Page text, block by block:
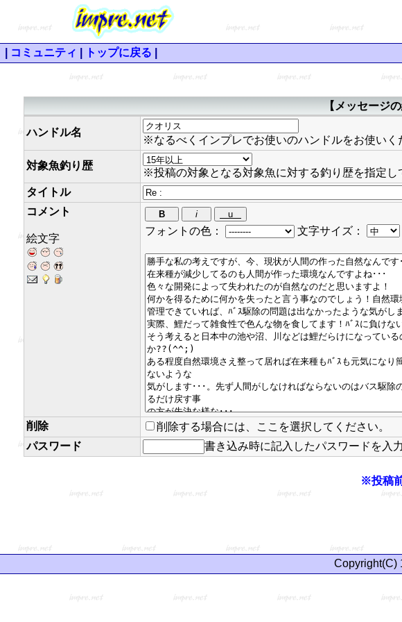
コミュニティ トップに戻る
【メッセージ
ハンドル名
※なるべくインプレでお使いのハンドルをお使いく
対象魚釣り歴
※投稿の対象となる対象魚に対する釣り歴を指定し
タイトル
コメント
絵文字
フォントの色： 文字サイズ：
削除
削除する場合には、ここを選択してください。
パスワード
書き込み時に記入したパスワードを入
※投稿
Copyright(C)